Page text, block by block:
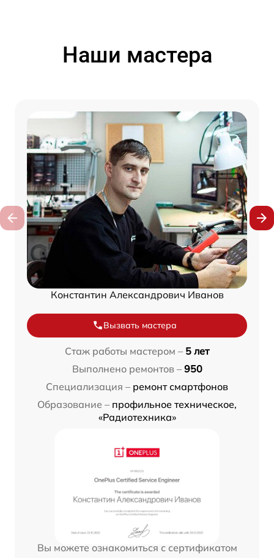
Наши мастера
Константин Александрович Иванов
Вызвать мастера
Стаж работы мастером – 5 лет
Выполнено ремонтов – 950
Специализация – ремонт смартфонов
Образование – профильное техническое,
«Радиотехника»
Вы можете ознакомиться с сертификатом